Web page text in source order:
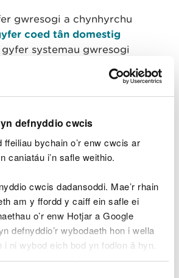
defnyddio cwcis
bychain o’r enw cwcis ar
caniatáu i’n safle weithio.
cwcis dadansoddi. Mae’r rhain
am y ffordd y caiff ein safle ei
o’r enw Hotjar a Google
defnyddio’r wybodaeth hon i wella
ni wybod eich bod yn fodlon â hyn.
cwci i gadw eich dewis.
gwresogi a chynhyrchu
coed tân domestig
systemau gwresogi
ei greu o ddeunyddiau sy'n
teneuon pren caled a
bach.
gwestiynau ynglŷn ag ynni
bost at: